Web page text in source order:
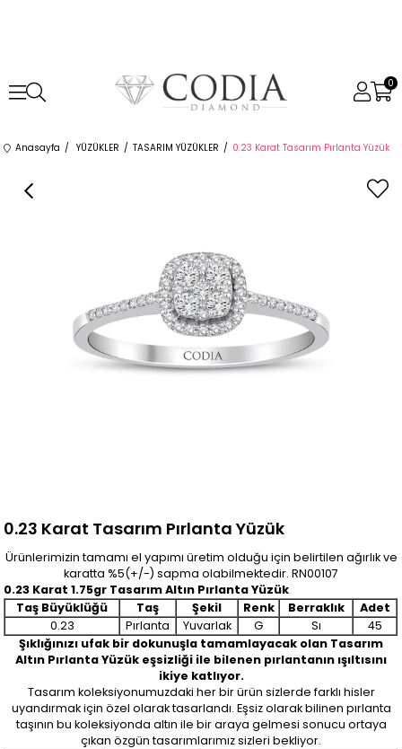
0
Anasayfa YÜZÜKLER TASARIM YÜZÜKLER 0.23 Karat Tasarım Pırlanta Yüzük
0.23 Karat Tasarım Pırlanta Yüzük
Ürünlerimizin tamamı el yapımı üretim olduğu için belirtilen ağırlık ve
karatta %5(+/-) sapma olabilmektedir. RN00107
0.23 Karat 1.75gr Tasarım Altın Pırlanta Yüzük
Taş Büyüklüğü
Taş Şekil Renk Berraklık
Adet
0.23
Pırlanta Yuvarlak G Sı
45
Şıklığınızı ufak bir dokunuşla tamamlayacak olan Tasarım
Altın Pırlanta Yüzük eşsizliği ile bilenen pırlantanın ışıltısını
ikiye katlıyor.
Tasarım koleksiyonumuzdaki her bir ürün sizlerde farklı hisler
uyandırmak için özel olarak tasarlandı. Eşsiz olarak bilinen pırlanta
taşının bu koleksiyonda altın ile bir araya gelmesi sonucu ortaya
çıkan özgün tasarımlarımız sizleri bekliyor.